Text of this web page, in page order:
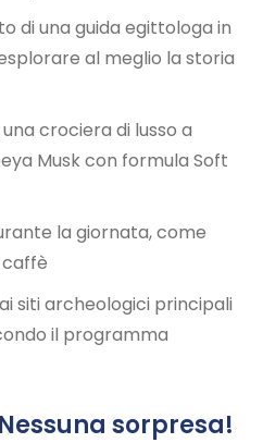
di una guida egittologa in
al meglio la storia
crociera di lusso a
Musk con formula Soft
la giornata, come
caffè
siti archeologici principali
il programma
sorpresa!